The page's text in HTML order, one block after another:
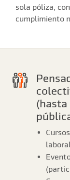
sola póliza,
cumplimiento